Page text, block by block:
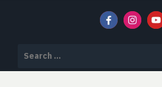
HSX 125 COMMUNITY
for: